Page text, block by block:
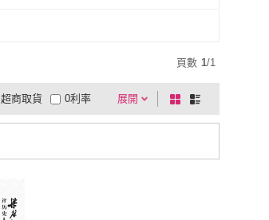
頁數 1/1
展開
電視購物
超商取貨 0利率
棋
盤
列